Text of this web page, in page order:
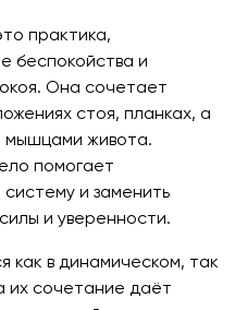
практика,
беспокойства и
Она сочетает
стоя, планках, а
мышцами живота.
помогает
и заменить
и уверенности.
как в динамическом, так
их сочетание даёт